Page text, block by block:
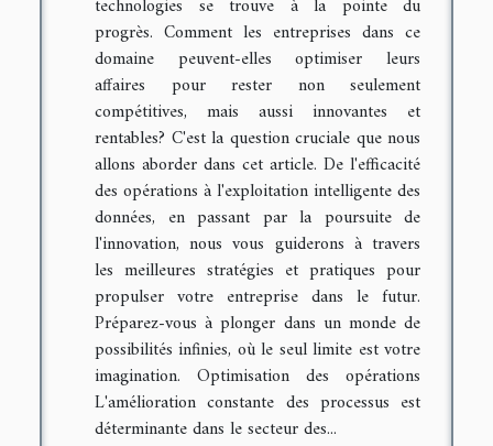
technologies se trouve à la pointe du
progrès. Comment les entreprises dans ce
domaine peuvent-elles optimiser leurs
affaires pour rester non seulement
compétitives, mais aussi innovantes et
rentables? C'est la question cruciale que nous
allons aborder dans cet article. De l'efficacité
des opérations à l'exploitation intelligente des
données, en passant par la poursuite de
l'innovation, nous vous guiderons à travers
les meilleures stratégies et pratiques pour
propulser votre entreprise dans le futur.
Préparez-vous à plonger dans un monde de
possibilités infinies, où le seul limite est votre
imagination. Optimisation des opérations
L'amélioration constante des processus est
déterminante dans le secteur des...